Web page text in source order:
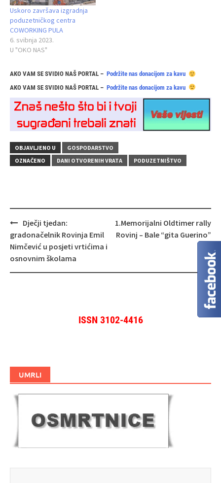
Uskoro završava izgradnja
poduzetničkog centra
COWORKING PULA
6. svibnja 2023.
U "OKO NAS"
AKO VAM SE SVIDIO NAŠ PORTAL – Podržite nas donacijom za kavu
AKO VAM SE SVIDIO NAŠ PORTAL – Podržite nas donacijom za kavu
OBJAVLJENO U
GOSPODARSTVO
OZNAČENO
DANI OTVORENIH VRATA PODUZETNIŠTVO
Navigacija
objava
Dječji tjedan:
gradonačelnik Rovinja Emil
Nimčević u posjeti vrtićima i
osnovnim školama
1.Memorijalni Oldtimer rally
Rovinj – Bale “gita Guerino”
ISSN 3102-4416
UMRLI